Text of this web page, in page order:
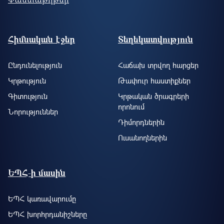
Footer site information
Հիմնական էջեր
Ընդունելություն
Կրթություն
Գիտություն
Նորություններ
Տեղեկատվություն
Հաճախ տրվող հարցեր
Թափուր հաստիքներ
Կրթական ծրագրերի
որոնում
Դիմորդներին
Ուսանողներին
ԵՊՀ-ի մասին
ԵՊՀ կառավարումը
ԵՊՀ խորհրդանիշները